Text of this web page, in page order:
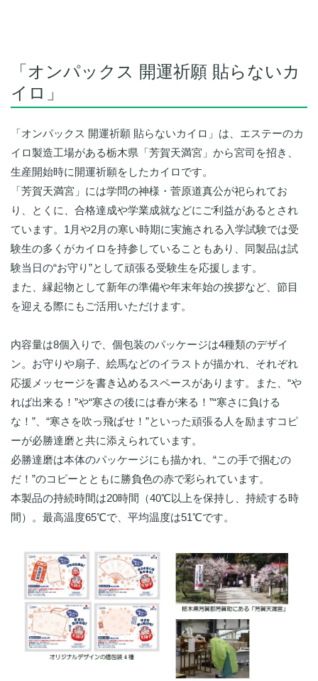
「オンパックス 開運祈願 貼らないカ
イロ」
「オンパックス 開運祈願 貼らないカイロ」は、エステーのカ
イロ製造工場がある栃木県「芳賀天満宮」から宮司を招き、
生産開始時に開運祈願をしたカイロです。
「芳賀天満宮」には学問の神様・菅原道真公が祀られてお
り、とくに、合格達成や学業成就などにご利益があるとされ
ています。1月や2月の寒い時期に実施される入学試験では受
験生の多くがカイロを持参していることもあり、同製品は試
験当日の“お守り”として頑張る受験生を応援します。
また、縁起物として新年の準備や年末年始の挨拶など、節目
を迎える際にもご活用いただけます。
内容量は8個入りで、個包装のパッケージは4種類のデザイ
ン。お守りや扇子、絵馬などのイラストが描かれ、それぞれ
応援メッセージを書き込めるスペースがあります。また、“や
れば出来る！”や“寒さの後には春が来る！”“寒さに負ける
な！”、“寒さを吹っ飛ばせ！”といった頑張る人を励ますコピ
ーが必勝達磨と共に添えられています。
必勝達磨は本体のパッケージにも描かれ、“この手で掴むの
だ！”のコピーとともに勝負色の赤で彩られています。
本製品の持続時間は20時間（40℃以上を保持し、持続する時
間）。最高温度65℃で、平均温度は51℃です。